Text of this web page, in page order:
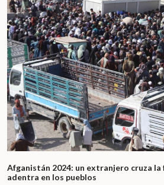
Afganistán 2024: un extranjero cruza la
adentra en los pueblos